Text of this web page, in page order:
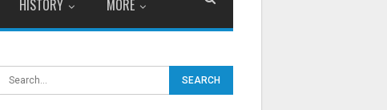
HISTORY MORE